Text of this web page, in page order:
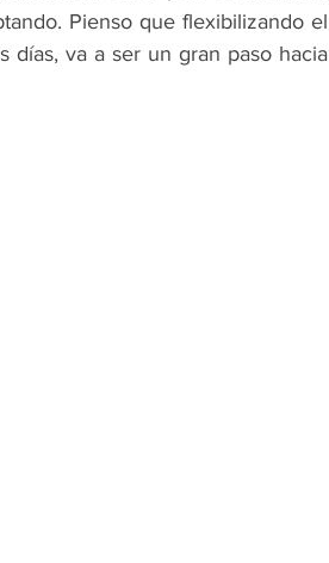
Pienso que flexibilizando el
días, va a ser un gran paso hacia